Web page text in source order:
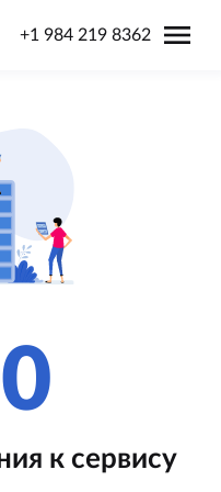
+1 984 219 8362 menu
к сервису